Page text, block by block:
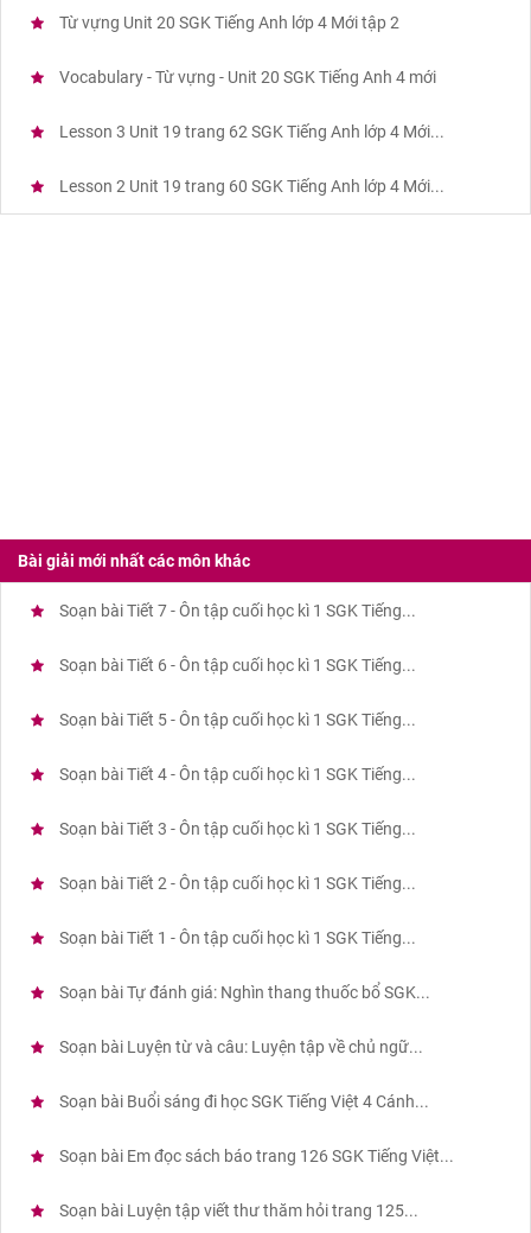
Từ vựng Unit 20 SGK Tiếng Anh lớp 4 Mới tập 2
Vocabulary - Từ vựng - Unit 20 SGK Tiếng Anh 4 mới
Lesson 3 Unit 19 trang 62 SGK Tiếng Anh lớp 4 Mới...
Lesson 2 Unit 19 trang 60 SGK Tiếng Anh lớp 4 Mới...
Bài giải mới nhất các môn khác
Soạn bài Tiết 7 - Ôn tập cuối học kì 1 SGK Tiếng...
Soạn bài Tiết 6 - Ôn tập cuối học kì 1 SGK Tiếng...
Soạn bài Tiết 5 - Ôn tập cuối học kì 1 SGK Tiếng...
Soạn bài Tiết 4 - Ôn tập cuối học kì 1 SGK Tiếng...
Soạn bài Tiết 3 - Ôn tập cuối học kì 1 SGK Tiếng...
Soạn bài Tiết 2 - Ôn tập cuối học kì 1 SGK Tiếng...
Soạn bài Tiết 1 - Ôn tập cuối học kì 1 SGK Tiếng...
Soạn bài Tự đánh giá: Nghìn thang thuốc bổ SGK...
Soạn bài Luyện từ và câu: Luyện tập về chủ ngữ...
Soạn bài Buổi sáng đi học SGK Tiếng Việt 4 Cánh...
Soạn bài Em đọc sách báo trang 126 SGK Tiếng Việt...
Soạn bài Luyện tập viết thư thăm hỏi trang 125...